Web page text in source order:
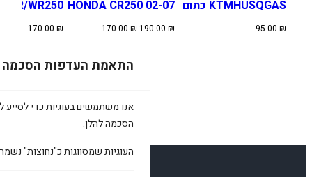
התאמת העדפות הסכמה
אנו משתמשים בעוגיות כדי לסייע
הסכמה להלן.
העוגיות שמסווגות כ"נחוצות"
KTMHUSQGAS כתום
95.00 ₪
HONDA CR250 02-07
190.00₪
המחיר
190.00 ₪.
170.00₪
המחיר
170.00 ₪.
CR/WR250
170.00₪